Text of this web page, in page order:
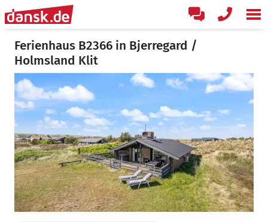
Ferienhaus B2366 in Bjerregard /
Holmsland Klit